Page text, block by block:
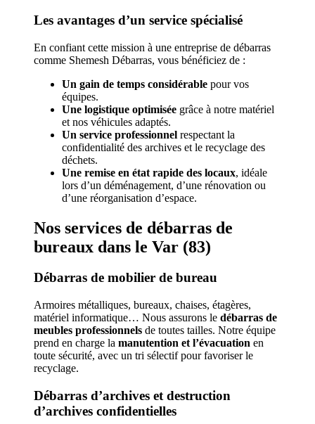
Les avantages d’un service spécialisé
En confiant cette mission à une entreprise de débarras
comme Shemesh Débarras, vous bénéficiez de :
Un gain de temps considérable pour vos
équipes.
Une logistique optimisée grâce à notre matériel
et nos véhicules adaptés.
Un service professionnel respectant la
confidentialité des archives et le recyclage des
déchets.
Une remise en état rapide des locaux, idéale
lors d’un déménagement, d’une rénovation ou
d’une réorganisation d’espace.
Nos services de débarras de
bureaux dans le Var (83)
Débarras de mobilier de bureau
Armoires métalliques, bureaux, chaises, étagères,
matériel informatique… Nous assurons le débarras de
meubles professionnels de toutes tailles. Notre équipe
prend en charge la manutention et l’évacuation en
toute sécurité, avec un tri sélectif pour favoriser le
recyclage.
Débarras d’archives et destruction
d’archives confidentielles